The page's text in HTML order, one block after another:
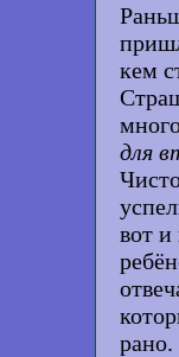
кем
для
вот
рано.